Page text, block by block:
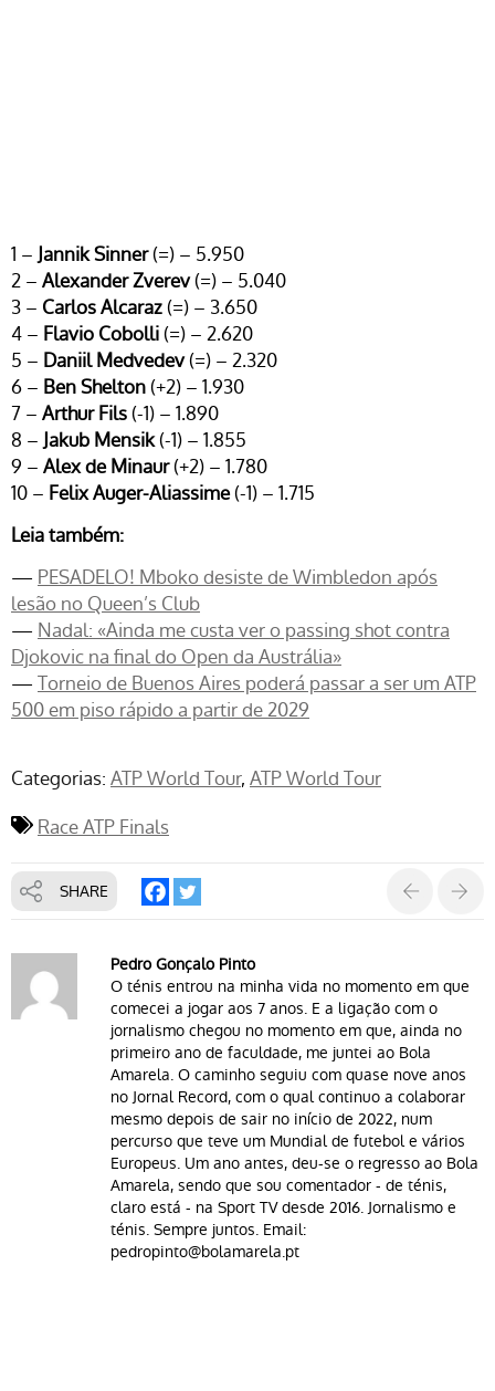
1 –Jannik Sinner(=) – 5.950
2 – Alexander Zverev(=) – 5.040
3 – Carlos Alcaraz(=) – 3.650
4 – Flavio Cobolli(=) – 2.620
5 – Daniil Medvedev(=) – 2.320
6 – Ben Shelton(+2) – 1.930
7 – Arthur Fils(-1) – 1.890
8 –Jakub Mensik(-1) – 1.855
9 – Alex de Minaur(+2) – 1.780
10 – Felix Auger-Aliassime(-1) – 1.715
Leia também:
— PESADELO! Mboko desiste de Wimbledon após
lesão no Queen’s Club
— Nadal: «Ainda me custa ver o passing shot contra
Djokovic na final do Open da Austrália»
— Torneio de Buenos Aires poderá passar a ser um ATP
500 em piso rápido a partir de 2029
Categorias: ATP World Tour ATP World Tour
Race ATP Finals
SHARE
Pedro Gonçalo Pinto
O ténis entrou na minha vida no momento em que
comecei a jogar aos 7 anos. E a ligação com o
jornalismo chegou no momento em que, ainda no
primeiro ano de faculdade, me juntei ao Bola
Amarela. O caminho seguiu com quase nove anos
no Jornal Record, com o qual continuo a colaborar
mesmo depois de sair no início de 2022, num
percurso que teve um Mundial de futebol e vários
Europeus. Um ano antes, deu-se o regresso ao Bola
Amarela, sendo que sou comentador - de ténis,
claro está - na Sport TV desde 2016. Jornalismo e
ténis. Sempre juntos. Email:
pedropinto@bolamarela.pt